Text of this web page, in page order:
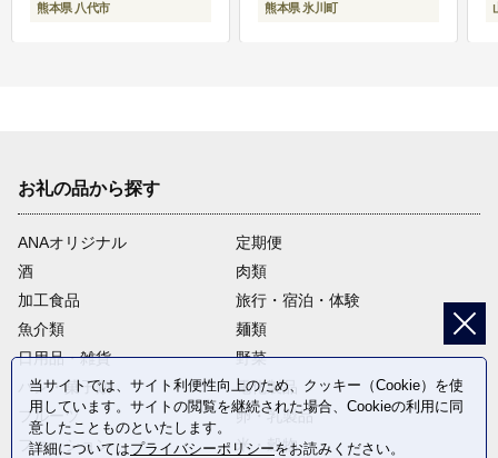
熊本県 八代市 熊本県 氷川町
お礼の品から探す
ANAオリジナル
定期便
酒
肉類
加工食品
旅行・宿泊・体験
魚介類
麺類
日用品・雑貨
野菜
パン・菓子類
電化製品
フルーツ
卵・乳製品
ファッション
米・穀物
当サイトでは、サイト利便性向上のため、クッキー（Cookie）を使
用しています。サイトの閲覧を継続された場合、Cookieの利用に同
意したことものといたします。
詳細についてはプライバシーポリシーをお読みください。